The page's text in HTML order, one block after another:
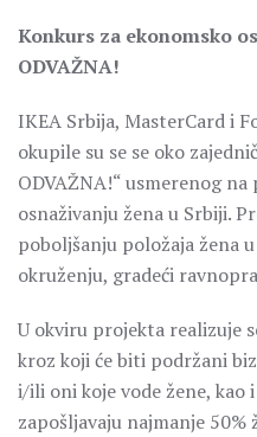
Konkurs za ekonomsko
ODVAŽNA!
IKEA Srbija, MasterCard i
okupile su se se oko
ODVAŽNA!“ usmerenog
osnaživanju žena u Srbiji.
poboljšanju položaja žena
okruženju, gradeći
U okviru projekta realizuje
kroz koji će biti podržani
i/ili oni koje vode žene, kao
zapošljavaju najmanje 50%